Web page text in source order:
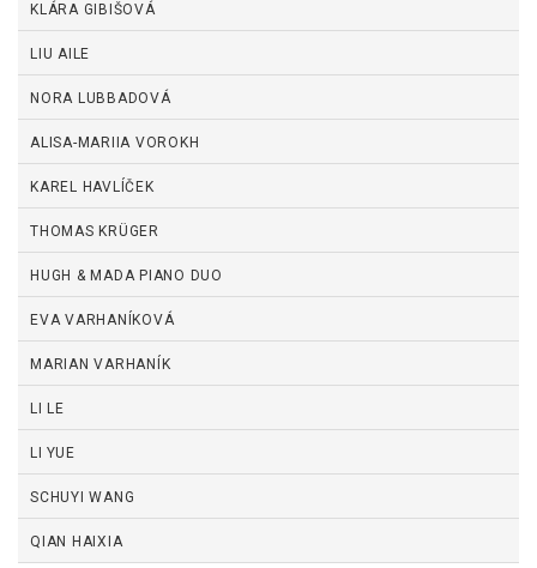
KLÁRA GIBIŠOVÁ
LIU AILE
NORA LUBBADOVÁ
ALISA-MARIIA VOROKH
KAREL HAVLÍČEK
THOMAS KRÜGER
HUGH & MADA PIANO DUO
EVA VARHANÍKOVÁ
MARIAN VARHANÍK
LI LE
LI YUE
SCHUYI WANG
QIAN HAIXIA